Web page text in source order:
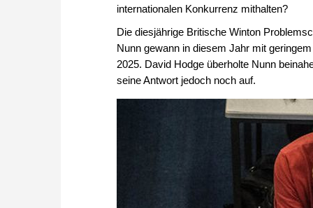
internationalen Konkurrenz mithalten?
Die diesjährige Britische Winton
Nunn gewann in diesem Jahr mit
2025. David Hodge überholte Nunn
seine Antwort jedoch noch auf.